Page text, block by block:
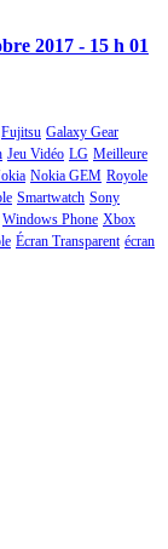
2017 - 15 h 01
Fujitsu Galaxy Gear
Jeu Vidéo LG Meilleure
Nokia GEM Royole
Smartwatch Sony
Windows Phone Xbox
Écran Transparent écran